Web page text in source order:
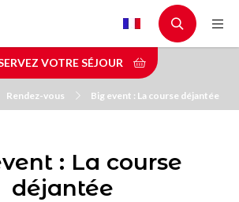
VOTRE SÉJOUR
Rendez-vous Big event : La course déjantée
: La course
déjantée